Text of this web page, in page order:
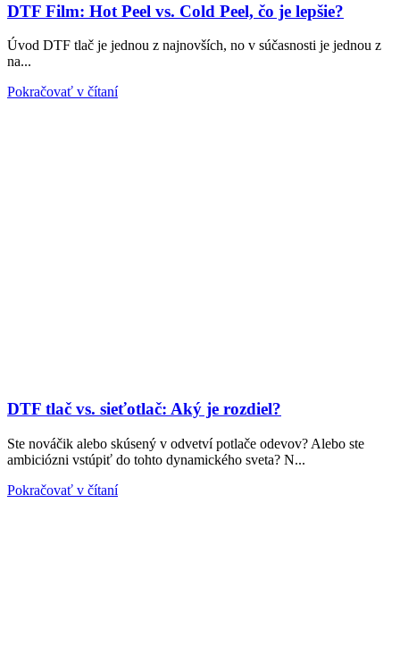
DTF Film: Hot Peel vs. Cold Peel, čo je lepšie?
Úvod DTF tlač je jednou z najnovších, no v súčasnosti je jednou z
na...
Pokračovať v čítaní
DTF tlač vs. sieťotlač: Aký je rozdiel?
Ste nováčik alebo skúsený v odvetví potlače odevov? Alebo ste
ambiciózni vstúpiť do tohto dynamického sveta? N...
Pokračovať v čítaní